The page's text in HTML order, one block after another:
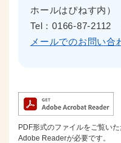
ホールはぴねす内）
Tel：0166-87-2112
メールでのお問い合
PDF形式のファイルをご覧い
Adobe Readerが必要です。